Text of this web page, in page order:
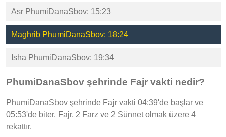
Asr PhumiDanaSbov: 15:23
Maghrib PhumiDanaSbov: 18:24
Isha PhumiDanaSbov: 19:34
PhumiDanaSbov şehrinde Fajr vakti nedir?
PhumiDanaSbov şehrinde Fajr vakti 04:39'de başlar ve
05:53'de biter. Fajr, 2 Farz ve 2 Sünnet olmak üzere 4
rekattır.